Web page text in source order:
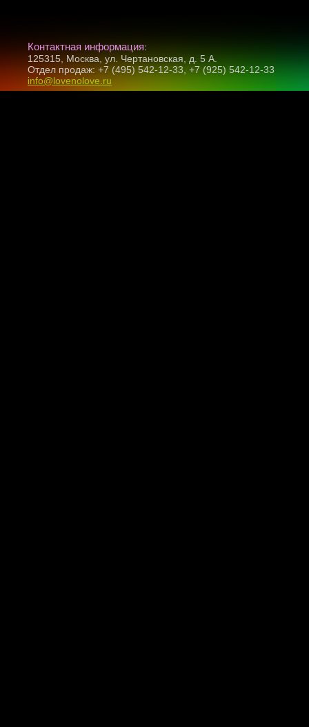
Контактная информация:
125315, Москва, ул. Чертановская, д. 5 А.
Отдел продаж: +7 (495) 542-12-33, +7 (925) 542-12-33
info@lovenolove.ru